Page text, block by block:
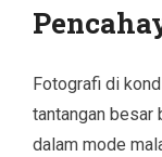
Fotografi di
tantangan besar
dalam mode